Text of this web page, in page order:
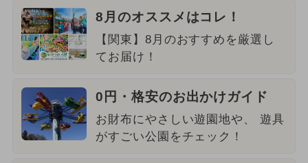
8月のオススメはコレ！
【関東】8月のおすすめを厳選し
てお届け！
0円・格安のお出かけガイド
お財布にやさしい遊園地や、 遊具
がすごい公園をチェック！